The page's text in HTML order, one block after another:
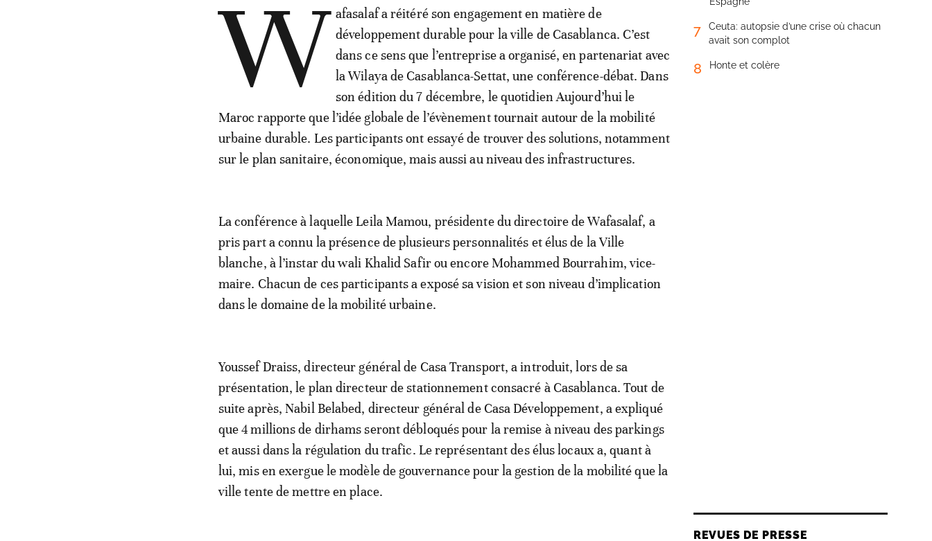
W afasalaf a réitéré son engagement en matière de
développement durable pour la ville de Casablanca. C’est
dans ce sens que l’entreprise a organisé, en partenariat avec
la Wilaya de Casablanca-Settat, une conférence-débat. Dans
son édition du 7 décembre, le quotidien Aujourd’hui le
Maroc rapporte que l’idée globale de l’évènement tournait autour de la mobilité
urbaine durable. Les participants ont essayé de trouver des solutions, notamment
sur le plan sanitaire, économique, mais aussi au niveau des infrastructures.
La conférence à laquelle Leila Mamou, présidente du directoire de Wafasalaf, a
pris part a connu la présence de plusieurs personnalités et élus de la Ville
blanche, à l’instar du wali Khalid Safir ou encore Mohammed Bourrahim, vice-
maire. Chacun de ces participants a exposé sa vision et son niveau d’implication
dans le domaine de la mobilité urbaine.
Youssef Draiss, directeur général de Casa Transport, a introduit, lors de sa
présentation, le plan directeur de stationnement consacré à Casablanca. Tout de
suite après, Nabil Belabed, directeur général de Casa Développement, a expliqué
que 4 millions de dirhams seront débloqués pour la remise à niveau des parkings
et aussi dans la régulation du trafic. Le représentant des élus locaux a, quant à
lui, mis en exergue le modèle de gouvernance pour la gestion de la mobilité que la
ville tente de mettre en place.
7
Ceuta: autopsie d’une crise où chacun
avait son complot
8 Honte et colère
REVUES DE PRESSE